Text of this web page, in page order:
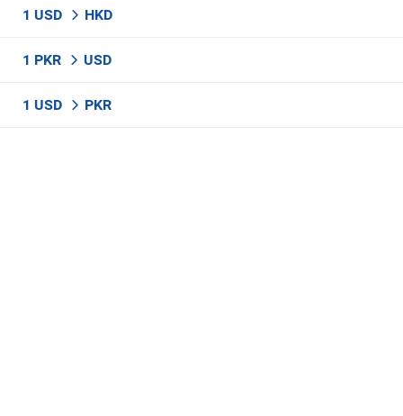
1 USD HKD
1 PKR USD
1 USD PKR